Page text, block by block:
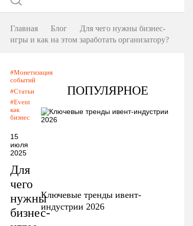
Формат
Портфолио
Главная Блог
Для чего нужны бизнес-
игры и как на этом заработать организатору?
Монетизация
событий
Статьи
Event
как
бизнес
15
июля
2025
Для
чего
нужны
бизнес-
ПОПУЛЯРНОЕ
Ключевые тренды ивент-
индустрии 2026